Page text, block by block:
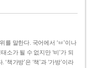
를 말한다. 국어에서 ‘ㅂ’이나
소가 될 수 없지만 ‘비’가 되
책가방’은 ‘책’과 ‘가방’이라